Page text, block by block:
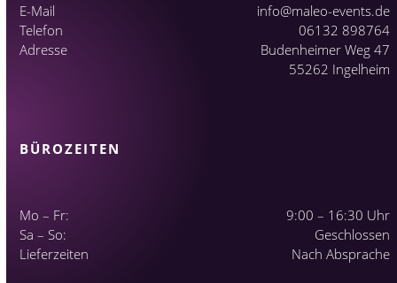
E-Mail
info@maleo-events.de
Telefon
06132 898764
Adresse
Budenheimer Weg 47
55262 Ingelheim
BÜROZEITEN
Mo – Fr:
9:00 – 16:30 Uhr
Sa – So:
Geschlossen
Lieferzeiten
Nach Absprache